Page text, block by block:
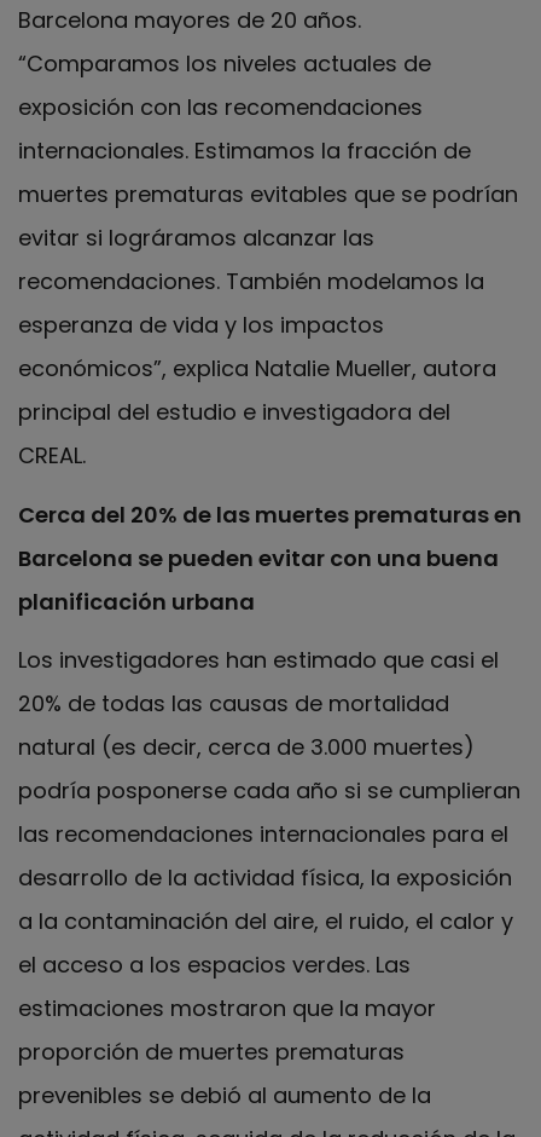
Barcelona mayores de 20 años.
“Comparamos los niveles actuales de
exposición con las recomendaciones
internacionales. Estimamos la fracción de
muertes prematuras evitables que se podrían
evitar si lográramos alcanzar las
recomendaciones. También modelamos la
esperanza de vida y los impactos
económicos”, explica Natalie Mueller, autora
principal del estudio e investigadora del
CREAL.
Cerca del 20% de las muertes prematuras en
Barcelona se pueden evitar con una buena
planificación urbana
Los investigadores han estimado que casi el
20% de todas las causas de mortalidad
natural (es decir, cerca de 3.000 muertes)
podría posponerse cada año si se cumplieran
las recomendaciones internacionales para el
desarrollo de la actividad física, la exposición
a la contaminación del aire, el ruido, el calor y
el acceso a los espacios verdes. Las
estimaciones mostraron que la mayor
proporción de muertes prematuras
prevenibles se debió al aumento de la